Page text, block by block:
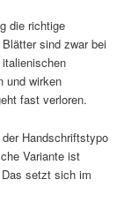
die richtige
sind zwar bei
und wirken
fast verloren.
Handschriftstypo
Variante ist
setzt sich im